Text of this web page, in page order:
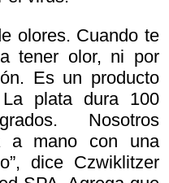
olores. Cuando te
tener olor, ni por
Es un producto
plata dura 100
Nosotros
a mano con una
dice Czwiklitzer